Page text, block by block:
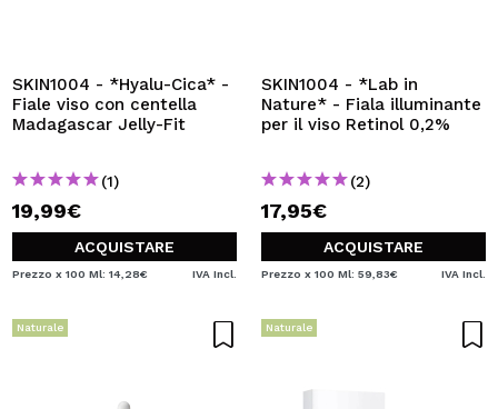
SKIN1004 - *Hyalu-Cica* -
Fiale viso con centella
Madagascar Jelly-Fit
(1)
19,99€
ACQUISTARE
Prezzo x 100 Ml: 14,28€ IVA Incl.
SKIN1004 - *Lab in
Nature* - Fiala illuminante
per il viso Retinol 0,2%
(2)
17,95€
ACQUISTARE
Prezzo x 100 Ml: 59,83€ IVA Incl.
Naturale Naturale